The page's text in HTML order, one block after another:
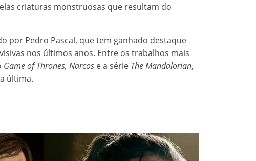
criaturas monstruosas que resultam do
por Pedro Pascal, que tem ganhado destaque
nos últimos anos. Entre os trabalhos mais
Game of Thrones, Narcos e a série The Mandalorian,
última.